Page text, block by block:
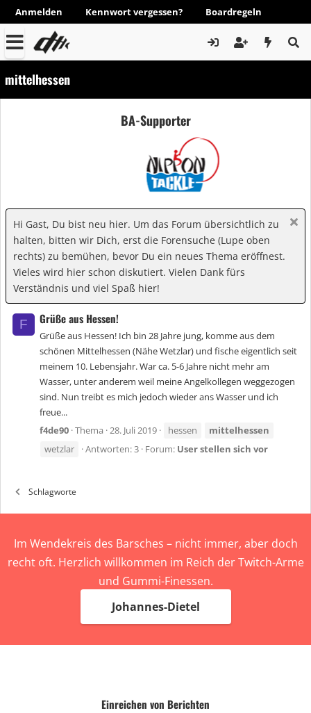
Anmelden Kennwort vergessen? Boardregeln
mittelhessen
BA-Supporter
Hi Gast, Du bist neu hier. Um das Forum übersichtlich zu
halten, bitten wir Dich, erst die Forensuche (Lupe oben
rechts) zu bemühen, bevor Du ein neues Thema eröffnest.
Vieles wird hier schon diskutiert. Vielen Dank fürs
Verständnis und viel Spaß hier!
F Grüße aus Hessen!
Grüße aus Hessen! Ich bin 28 Jahre jung, komme aus dem
schönen Mittelhessen (Nähe Wetzlar) und fische eigentlich seit
meinem 10. Lebensjahr. War ca. 5-6 Jahre nicht mehr am
Wasser, unter anderem weil meine Angelkollegen weggezogen
sind. Nun treibt es mich jedoch wieder ans Wasser und ich
freue...
f4de90 Thema 28. Juli 2019 hessen
mittelhessen
wetzlar
Antworten: 3 Forum: User stellen sich vor
Schlagworte
Im Wendekreis des Barsches – nicht immer, aber doch
recht oft. Herzlich willkommen im Reich der Twitch-Arme
und Gummi-Finessen.
Johannes-Dietel
Einreichen von Berichten